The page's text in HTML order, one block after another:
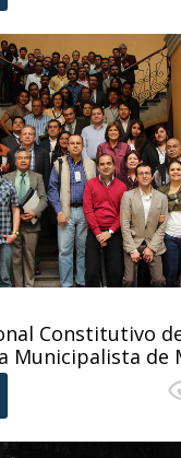
Constitutivo
Municipalista de